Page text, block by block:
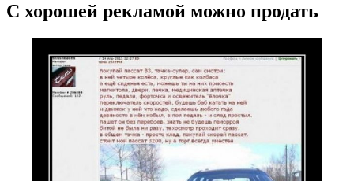
С хорошей рекламой можно продать